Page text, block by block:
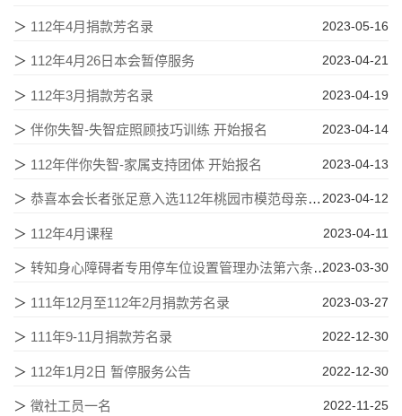
2023-05-16
＞ 112年4月捐款芳名录
2023-04-21
＞ 112年4月26日本会暂停服务
2023-04-19
＞ 112年3月捐款芳名录
2023-04-14
＞ 伴你失智-失智症照顾技巧训练 开始报名
2023-04-13
＞ 112年伴你失智-家属支持团体 开始报名
2023-04-12
＞ 恭喜本会长者张足意入选112年桃园市模范母亲代表
2023-04-11
＞ 112年4月课程
2023-03-30
＞ 转知身心障碍者专用停车位设置管理办法第六条、 第十条修正
2023-03-27
＞ 111年12月至112年2月捐款芳名录
2022-12-30
＞ 111年9-11月捐款芳名录
2022-12-30
＞ 112年1月2日 暂停服务公告
2022-11-25
＞ 徵社工员一名